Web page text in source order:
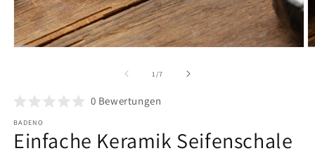
öffnen
1 /von
7
0 Bewertungen
BADENO
Einfache Keramik Seifenschale